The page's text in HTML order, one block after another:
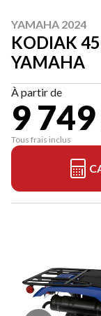
YAMAHA 2024
KODIAK
YAMAHA
À partir de
9
Tous frais inclus